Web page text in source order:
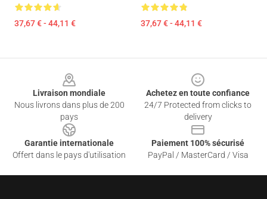
37,67 € - 44,11 € 37,67 € - 44,11 €
Livraison mondiale
Nous livrons dans plus de 200
pays
Achetez en toute confiance
24/7 Protected from clicks to
delivery
Garantie internationale
Offert dans le pays d'utilisation
Paiement 100% sécurisé
PayPal / MasterCard / Visa